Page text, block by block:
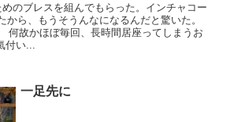
のブレスを組んでもらった。インチャコー
から、もうそうんなになるんだと驚いた。
故かほぼ毎回、長時間居座ってしまうお
い...
一足先に